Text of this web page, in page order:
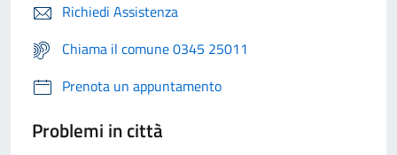
Richiedi Assistenza
Chiama il comune 0345 25011
Prenota un appuntamento
Problemi in città